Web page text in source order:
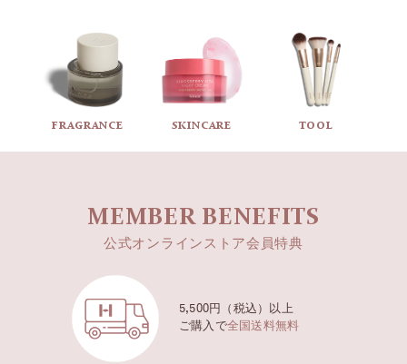
FRAGRANCE SKINCARE TOOL
MEMBER BENEFITS
公式オンラインストア会員特典
5,500円（税込）以上
ご購入で全国送料無料